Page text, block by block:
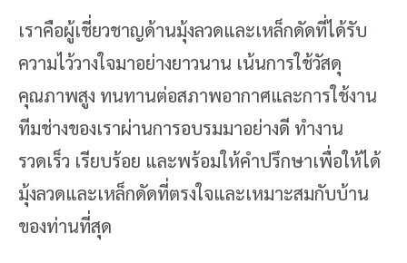
เราคือผู้เชี่ยวชาญด้านมุ้งลวดและเหล็กดัดที่ได้รับ
ความไว้วางใจมาอย่างยาวนาน เน้นการใช้วัสดุ
คุณภาพสูง ทนทานต่อสภาพอากาศและการใช้งาน
ทีมช่างของเราผ่านการอบรมมาอย่างดี ทำงาน
รวดเร็ว เรียบร้อย และพร้อมให้คำปรึกษาเพื่อให้ได้
มุ้งลวดและเหล็กดัดที่ตรงใจและเหมาะสมกับบ้าน
ของท่านที่สุด